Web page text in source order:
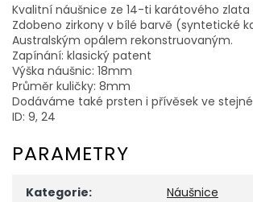
Kvalitní náušnice ze 14-ti karátového zlata
Zdobeno zirkony v bílé barvě (syntetické
Australským opálem rekonstruovaným.
Zapínání: klasický patent
Výška náušnic: 18mm
Průměr kuličky: 8mm
Dodáváme také prsten i přívěsek ve
ID: 9, 24
PARAMETRY
Kategorie: Náušnice